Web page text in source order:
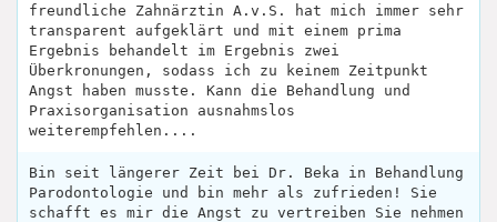
freundliche Zahnärztin A.v.S. hat mich immer sehr
transparent aufgeklärt und mit einem prima
Ergebnis behandelt im Ergebnis zwei
Überkronungen, sodass ich zu keinem Zeitpunkt
Angst haben musste. Kann die Behandlung und
Praxisorganisation ausnahmslos
weiterempfehlen....
Bin seit längerer Zeit bei Dr. Beka in Behandlung
Parodontologie und bin mehr als zufrieden! Sie
schafft es mir die Angst zu vertreiben Sie nehmen